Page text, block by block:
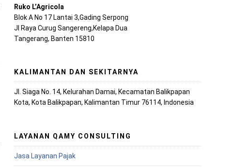
Ruko L’Agricola
Blok A No 17 Lantai 3,Gading Serpong
Jl Raya Curug Sangereng,Kelapa Dua
Tangerang, Banten 15810
KALIMANTAN DAN SEKITARNYA
Jl. Siaga No. 14, Kelurahan Damai, Kecamatan Balikpapan
Kota, Kota Balikpapan, Kalimantan Timur 76114, Indonesia
LAYANAN QAMY CONSULTING
Jasa Layanan Pajak